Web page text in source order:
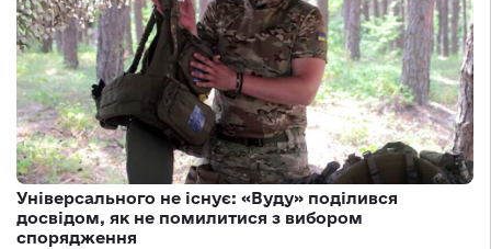
Універсального не існує: «Вуду» поділився
досвідом, як не помилитися з вибором
спорядження